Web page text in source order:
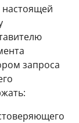
настоящей
запроса